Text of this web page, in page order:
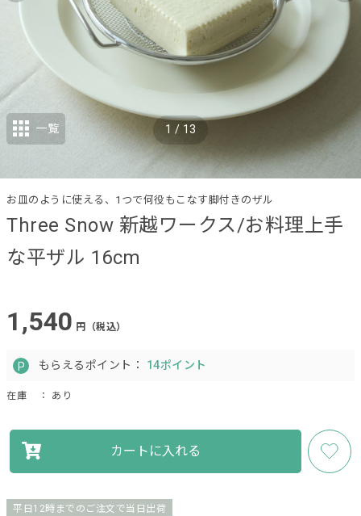
Three Snow 新越ワークス/お料理上手
な平ザル 16cm
お皿のように使える、1つで何役もこなす脚付きのザル
1,540 円（税込）
もらえるポイント： 14ポイント
在庫 ： あり
カートに入れる
平日12時までのご注文で当日出荷
1 / 13
一覧